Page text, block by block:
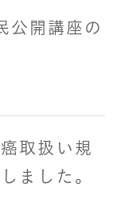
公開講座の
取扱い規
ました。